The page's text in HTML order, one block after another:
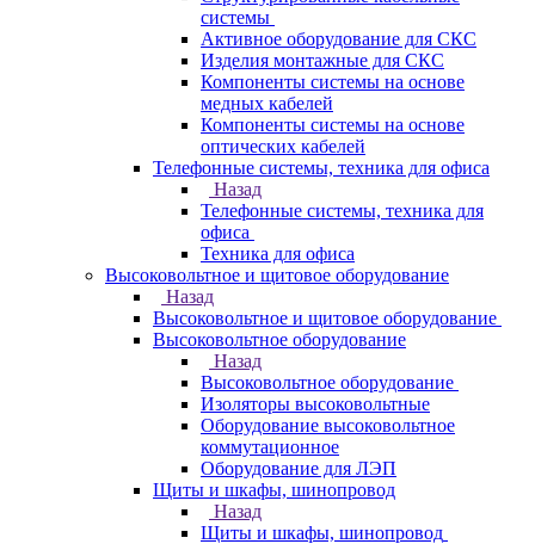
системы
Активное оборудование для СКС
Изделия монтажные для СКС
Компоненты системы на основе
медных кабелей
Компоненты системы на основе
оптических кабелей
Телефонные системы, техника для офиса
Назад
Телефонные системы, техника для
офиса
Техника для офиса
Высоковольтное и щитовое оборудование
Назад
Высоковольтное и щитовое оборудование
Высоковольтное оборудование
Назад
Высоковольтное оборудование
Изоляторы высоковольтные
Оборудование высоковольтное
коммутационное
Оборудование для ЛЭП
Щиты и шкафы, шинопровод
Назад
Щиты и шкафы, шинопровод